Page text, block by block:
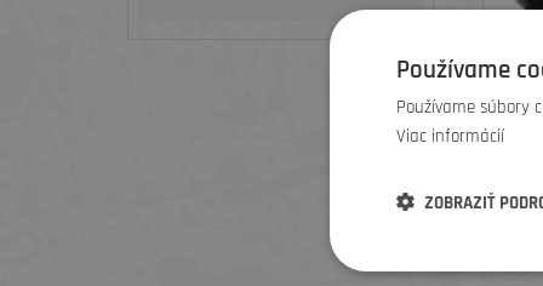
Používame
Používame súbory
Viac informácií
ZOBRAZIŤ